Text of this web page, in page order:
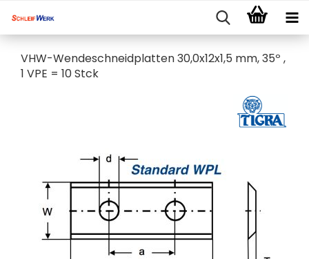
VHW-Wendeschneidplatten 30,0x12x1,5 mm, 35º​ ,
1 VPE = 10 Stck